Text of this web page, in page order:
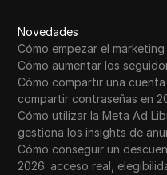
Novedades
Cómo empezar el
Cómo aumentar los
Cómo compartir una
compartir contraseñas en
Cómo utilizar la Meta Ad
gestiona los insights de
Cómo conseguir un
2026: acceso real,